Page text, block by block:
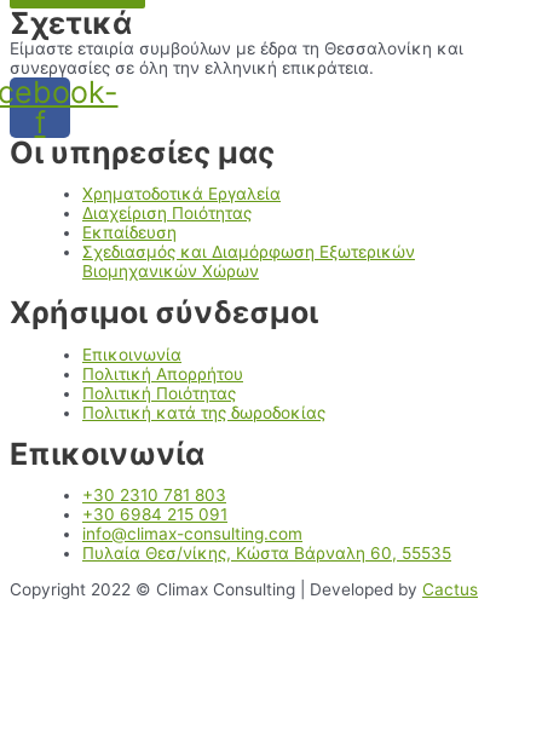
Σχετικά
Είμαστε εταιρία συμβούλων με έδρα τη Θεσσαλονίκη και
συνεργασίες σε όλη την ελληνική επικράτεια.
f
Οι υπηρεσίες μας
Χρηματοδοτικά Εργαλεία
Διαχείριση Ποιότητας
Εκπαίδευση
Σχεδιασμός και Διαμόρφωση Εξωτερικών
Βιομηχανικών Χώρων
Χρήσιμοι σύνδεσμοι
Επικοινωνία
Πολιτική Απορρήτου
Πολιτική Ποιότητας
Πολιτική κατά της δωροδοκίας
Επικοινωνία
+30 2310 781 803
+30 6984 215 091
info@climax-consulting.com
Πυλαία Θεσ/νίκης, Κώστα Βάρναλη 60, 55535
Copyright 2022 © Climax Consulting | Developed by Cactus